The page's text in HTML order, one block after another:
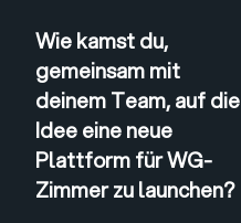
Wie kamst du,
gemeinsam mit
deinem Team, auf die
Idee eine neue
Plattform für WG-
Zimmer zu launchen?